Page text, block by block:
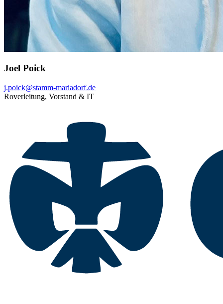
Joel Poick
j.poick@stamm-mariadorf.de
Roverleitung, Vorstand & IT